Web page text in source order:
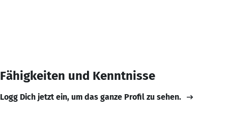
Fähigkeiten und Kenntnisse
Logg Dich jetzt ein, um das ganze Profil zu sehen.